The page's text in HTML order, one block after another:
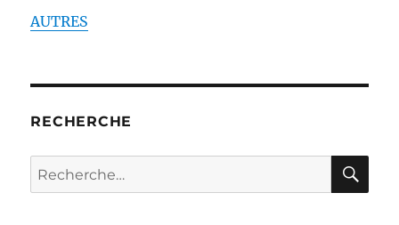
AUTRES
RECHERCHE
Recherche
pour :